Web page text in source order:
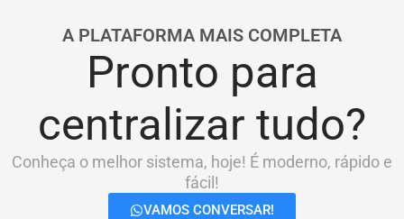
A PLATAFORMA MAIS COMPLETA
Pronto para
centralizar tudo?
Conheça o melhor sistema, hoje! É moderno, rápido e
fácil!
VAMOS CONVERSAR!